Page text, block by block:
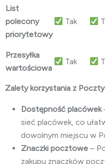
List
polecony
priorytetowy
Tak
Przesyłka
wartościowa
Tak
Zalety korzystania z
Dostępność placówek
sieć placówek, co
dowolnym miejscu w
Znaczki pocztowe –
zakupu znaczków